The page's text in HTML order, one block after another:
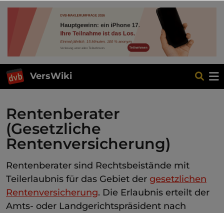
VersWiki
Rentenberater
(Gesetzliche
Rentenversicherung)
Rentenberater sind Rechtsbeistände mit
Teilerlaubnis für das Gebiet der gesetzlichen
Rentenversicherung. Die Erlaubnis erteilt der
Amts- oder Landgerichtspräsident nach